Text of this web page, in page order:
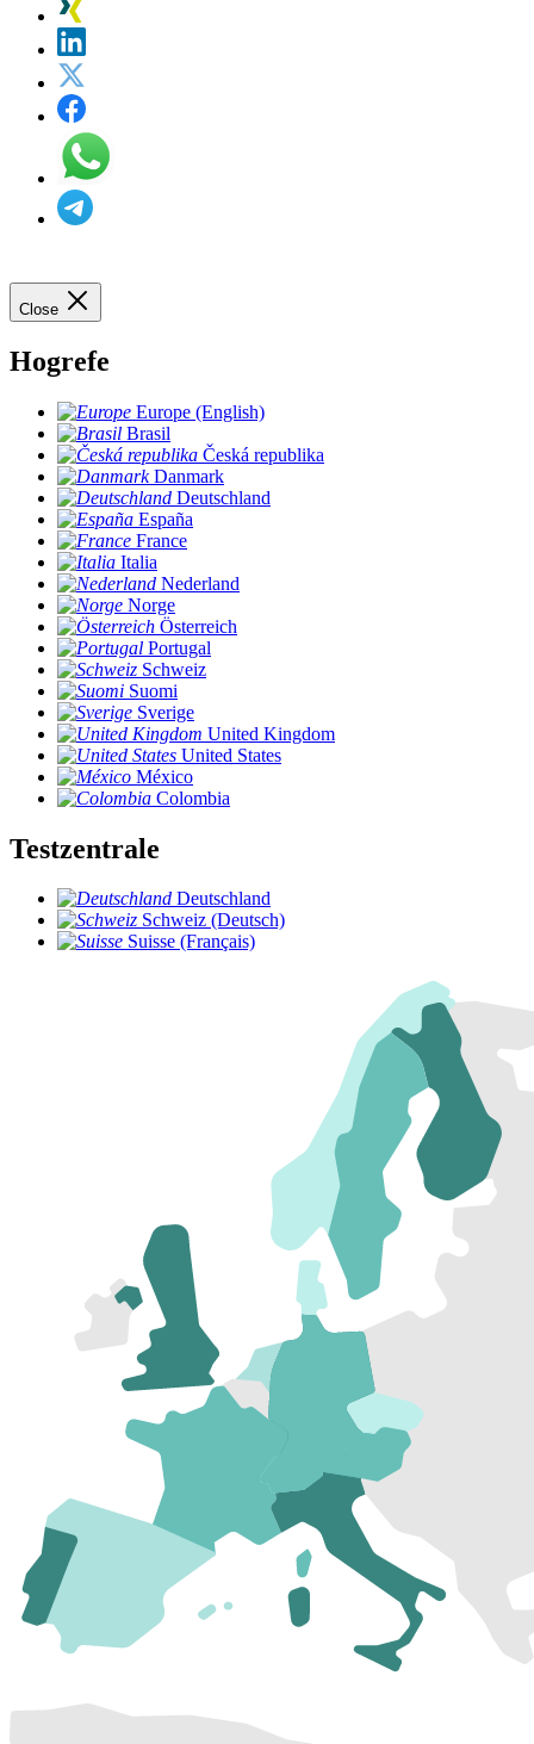
Close
Hogrefe
Europe (English)
Brasil
Česká republika
Danmark
Deutschland
España
France
Italia
Nederland
Norge
Österreich
Portugal
Schweiz
Suomi
Sverige
United Kingdom
United States
México
Colombia
Testzentrale
Deutschland
Schweiz (Deutsch)
Suisse (Français)